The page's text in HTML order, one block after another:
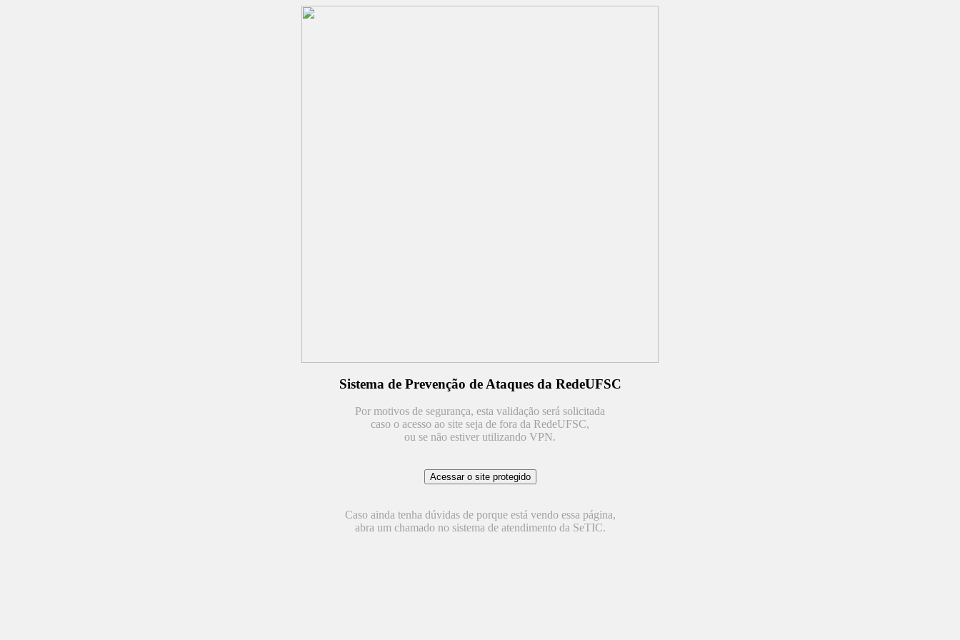
Sistema de Prevenção de Ataques da RedeUFSC
Por motivos de segurança, esta validação será solicitada
caso o acesso ao site seja de fora da RedeUFSC,
ou se não estiver utilizando VPN.
Caso ainda tenha dúvidas de porque está vendo essa página,
abra um chamado no sistema de atendimento da SeTIC.